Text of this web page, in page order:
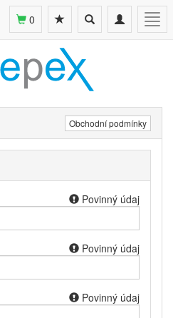
Toggle
navigation
Toggle
search
0
Obchodní podmínky
Povinný údaj
Povinný údaj
Povinný údaj